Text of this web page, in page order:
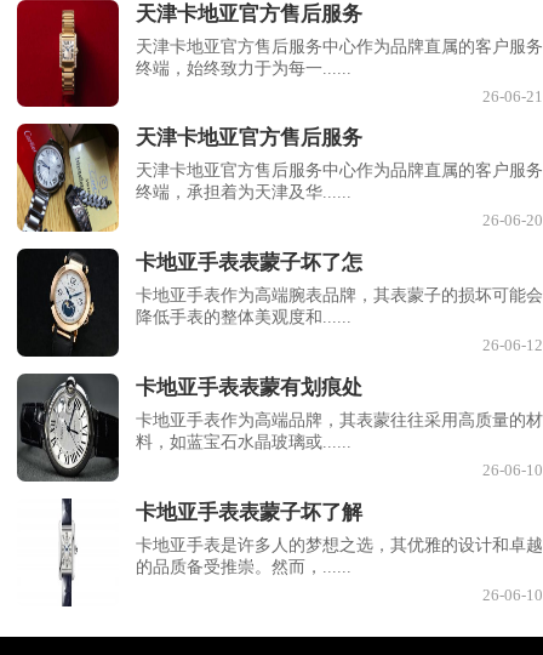
天津卡地亚官方售后服务
天津卡地亚官方售后服务中心作为品牌直属的客户服务
终端，始终致力于为每一......
26-06-21
天津卡地亚官方售后服务
天津卡地亚官方售后服务中心作为品牌直属的客户服务
终端，承担着为天津及华......
26-06-20
卡地亚手表表蒙子坏了怎
卡地亚手表作为高端腕表品牌，其表蒙子的损坏可能会
降低手表的整体美观度和......
26-06-12
卡地亚手表表蒙有划痕处
卡地亚手表作为高端品牌，其表蒙往往采用高质量的材
料，如蓝宝石水晶玻璃或......
26-06-10
卡地亚手表表蒙子坏了解
卡地亚手表是许多人的梦想之选，其优雅的设计和卓越
的品质备受推崇。然而，......
26-06-10